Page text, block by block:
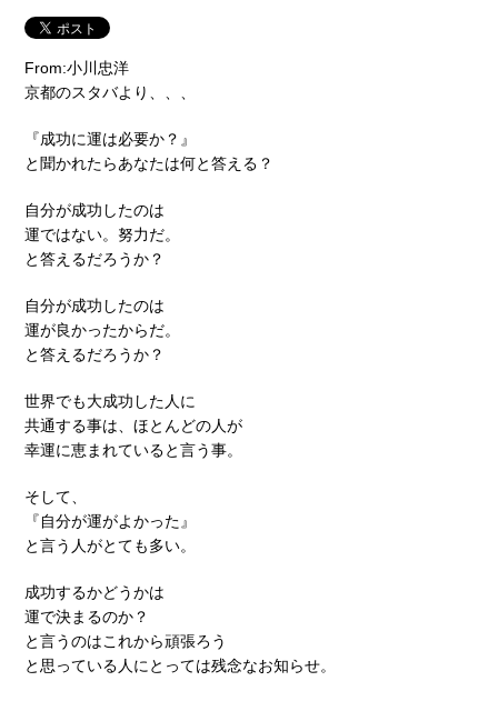
From:小川忠洋
京都のスタバより、、、
『成功に運は必要か？』
と聞かれたらあなたは何と答える？
自分が成功したのは
運ではない。努力だ。
と答えるだろうか？
自分が成功したのは
運が良かったからだ。
と答えるだろうか？
世界でも大成功した人に
共通する事は、ほとんどの人が
幸運に恵まれていると言う事。
そして、
『自分が運がよかった』
と言う人がとても多い。
成功するかどうかは
運で決まるのか？
と言うのはこれから頑張ろう
と思っている人にとっては残念なお知らせ。